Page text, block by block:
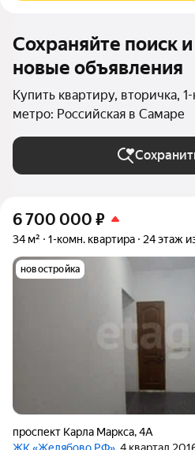
Сохраняйте поиск
новые объявления
Купить квартиру, вторичка,
метро: Российская в Самаре
6 700 000 ₽
34 м² 1-комн. квартира 24 этаж
новостройка
проспект Карла Маркса,4А